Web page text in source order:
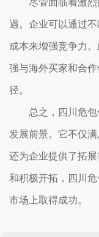
尽管面临着激
遇。企业可以通过
成本来增强竞争力
强与海外买家和合
径。
总之，四川危
发展前景。它不仅
还为企业提供了拓
和积极开拓，四川
市场上取得成功。